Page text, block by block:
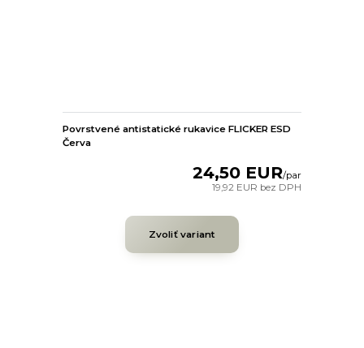
Povrstvené antistatické rukavice FLICKER ESD
Červa
24,50 EUR/par
19,92 EUR bez DPH
Zvoliť variant